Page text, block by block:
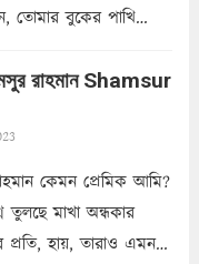
তোমার বুকের পাখি
প্রহরে? মুছে
রাহমান Shamsur
কেমন প্রেমিক আমি?
তুলছে মাখা অন্ধকার
হায়, তারাও এমন